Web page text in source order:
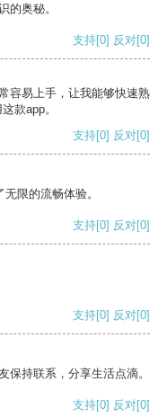
的奥秘。
支持[0] 反对[0]
容易上手，让我能够快速熟
款app。
支持[0] 反对[0]
限的流畅体验。
支持[0] 反对[0]
支持[0] 反对[0]
保持联系，分享生活点滴。
支持[0] 反对[0]